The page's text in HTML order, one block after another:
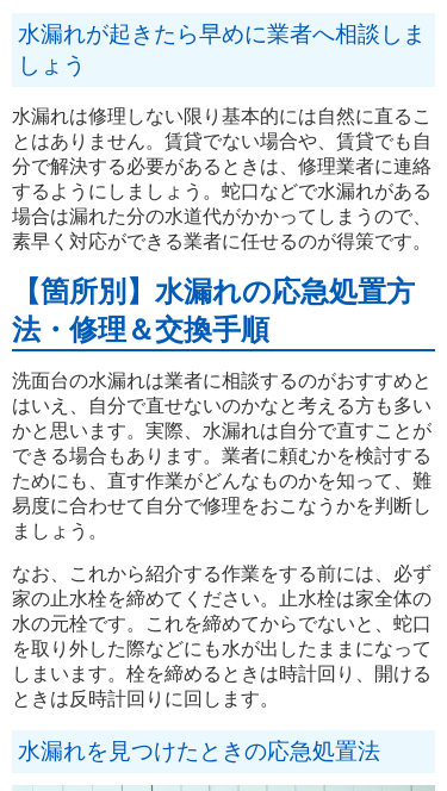
水漏れが起きたら早めに業者へ相談しま
しょう
水漏れは修理しない限り基本的には自然に直るこ
とはありません。賃貸でない場合や、賃貸でも自
分で解決する必要があるときは、修理業者に連絡
するようにしましょう。蛇口などで水漏れがある
場合は漏れた分の水道代がかかってしまうので、
素早く対応ができる業者に任せるのが得策です。
【箇所別】水漏れの応急処置方
法・修理＆交換手順
洗面台の水漏れは業者に相談するのがおすすめと
はいえ、自分で直せないのかなと考える方も多い
かと思います。実際、水漏れは自分で直すことが
できる場合もあります。業者に頼むかを検討する
ためにも、直す作業がどんなものかを知って、難
易度に合わせて自分で修理をおこなうかを判断し
ましょう。
なお、これから紹介する作業をする前には、必ず
家の止水栓を締めてください。止水栓は家全体の
水の元栓です。これを締めてからでないと、蛇口
を取り外した際などにも水が出したままになって
しまいます。栓を締めるときは時計回り、開ける
ときは反時計回りに回します。
水漏れを見つけたときの応急処置法